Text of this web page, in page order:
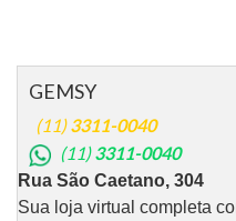
GEMSY
(11)3311-0040
(11)3311-0040
Rua São Caetano, 304
Sua loja virtual completa